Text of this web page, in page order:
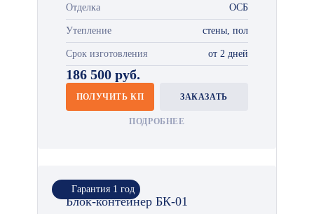
Отделка ОСБ
Утепление стены, пол
Срок изготовления от 2 дней
186 500 руб.
ПОЛУЧИТЬ КП ЗАКАЗАТЬ
ПОДРОБНЕЕ
Гарантия 1 год
Блок-контейнер БК-01